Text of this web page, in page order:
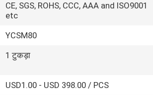
CE, SGS, ROHS, CCC, AAA and ISO9001
etc
YCSM80
1 टुकड़ा
USD1.00 - USD 398.00 / PCS